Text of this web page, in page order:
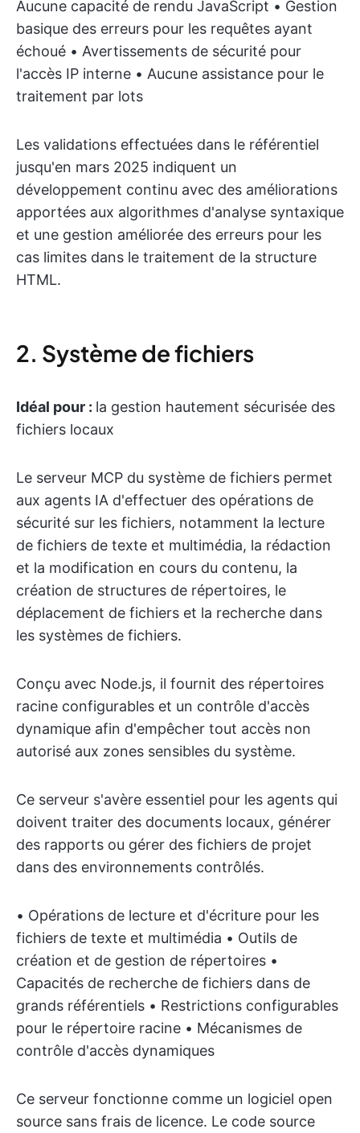
Aucune capacité de rendu JavaScript • Gestion
basique des erreurs pour les requêtes ayant
échoué • Avertissements de sécurité pour
l'accès IP interne • Aucune assistance pour le
traitement par lots
Les validations effectuées dans le référentiel
jusqu'en mars 2025 indiquent un
développement continu avec des améliorations
apportées aux algorithmes d'analyse syntaxique
et une gestion améliorée des erreurs pour les
cas limites dans le traitement de la structure
HTML.
2. Système de fichiers
Idéal pour : la gestion hautement sécurisée des
fichiers locaux
Le serveur MCP du système de fichiers permet
aux agents IA d'effectuer des opérations de
sécurité sur les fichiers, notamment la lecture
de fichiers de texte et multimédia, la rédaction
et la modification en cours du contenu, la
création de structures de répertoires, le
déplacement de fichiers et la recherche dans
les systèmes de fichiers.
Conçu avec Node.js, il fournit des répertoires
racine configurables et un contrôle d'accès
dynamique afin d'empêcher tout accès non
autorisé aux zones sensibles du système.
Ce serveur s'avère essentiel pour les agents qui
doivent traiter des documents locaux, générer
des rapports ou gérer des fichiers de projet
dans des environnements contrôlés.
• Opérations de lecture et d'écriture pour les
fichiers de texte et multimédia • Outils de
création et de gestion de répertoires •
Capacités de recherche de fichiers dans de
grands référentiels • Restrictions configurables
pour le répertoire racine • Mécanismes de
contrôle d'accès dynamiques
Ce serveur fonctionne comme un logiciel open
source sans frais de licence. Le code source